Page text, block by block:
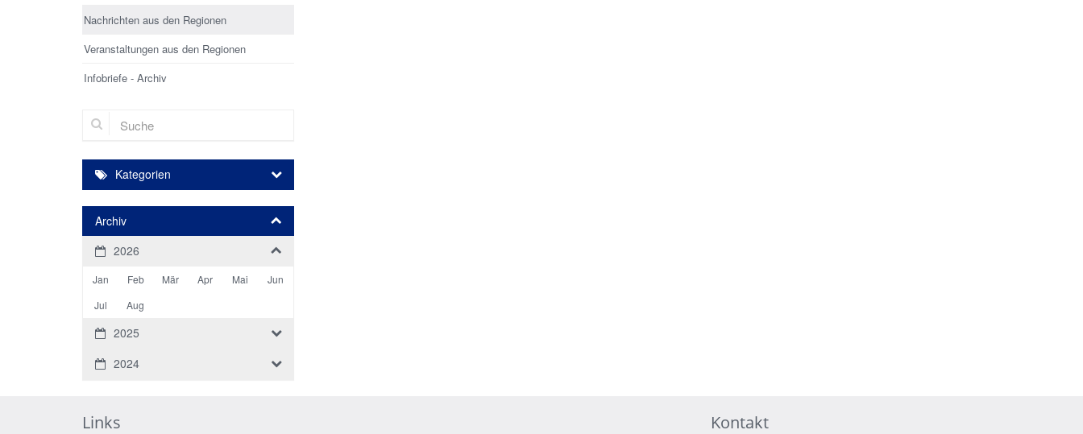
Nachrichten aus den Regionen
Veranstaltungen aus den Regionen
Infobriefe - Archiv
Suche
Kategorien
Archiv
2026
Jan Feb Mär Apr Mai
Jun
Jul
Aug
2025
2024
Links
Kontakt